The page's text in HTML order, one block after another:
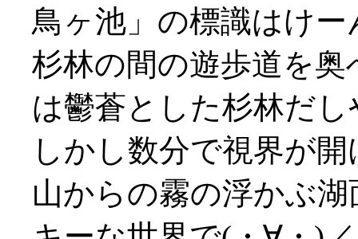
鳥ヶ池」の標識はけー
杉林の間の遊歩道を
は鬱蒼とした杉林だ
しかし数分で視界が
山からの霧の浮かぶ